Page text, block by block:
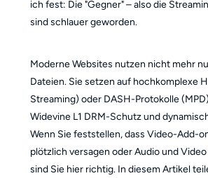
ich fest: Die "Gegner" – also die
sind schlauer geworden.
Moderne Websites nutzen nicht mehr
Dateien. Sie setzen auf hochkomplexe
Streaming) oder DASH-Protokolle
Widevine L1 DRM-Schutz und
Wenn Sie feststellen, dass Video-Add-
plötzlich versagen oder Audio und
sind Sie hier richtig. In diesem Artikel